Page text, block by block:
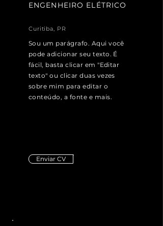
ENGENHEIRO ELÉTRICO
Curitiba, PR
Sou um parágrafo. Aqui você
pode adicionar seu texto. É
fácil, basta clicar em "Editar
texto" ou clicar duas vezes
sobre mim para editar o
conteúdo, a fonte e mais.
Enviar CV